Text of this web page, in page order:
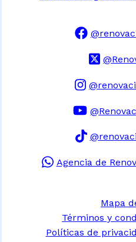
Agencia de
Mapa
Términos y
Políticas de